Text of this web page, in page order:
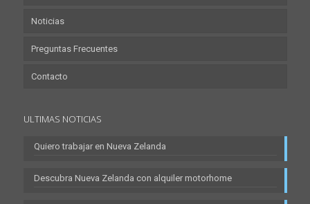
Noticias
Preguntas Frecuentes
Contacto
ULTIMAS NOTICIAS
Quiero trabajar en Nueva Zelanda
Descubra Nueva Zelanda con alquiler motorhome